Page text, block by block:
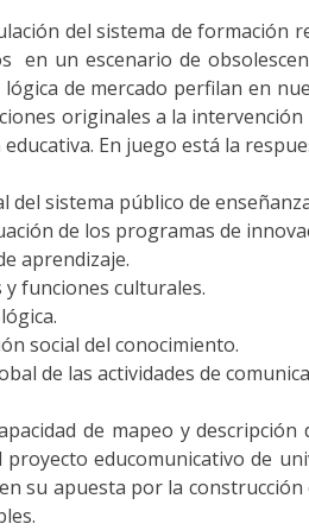
del sistema de formación
en un escenario de
de mercado perfilan en
originales a la
educativa. En juego está la
sistema público de
de los programas de
aprendizaje.
funciones culturales.
social del conocimiento.
de las actividades de
de mapeo y
educomunicativo de
su apuesta por la